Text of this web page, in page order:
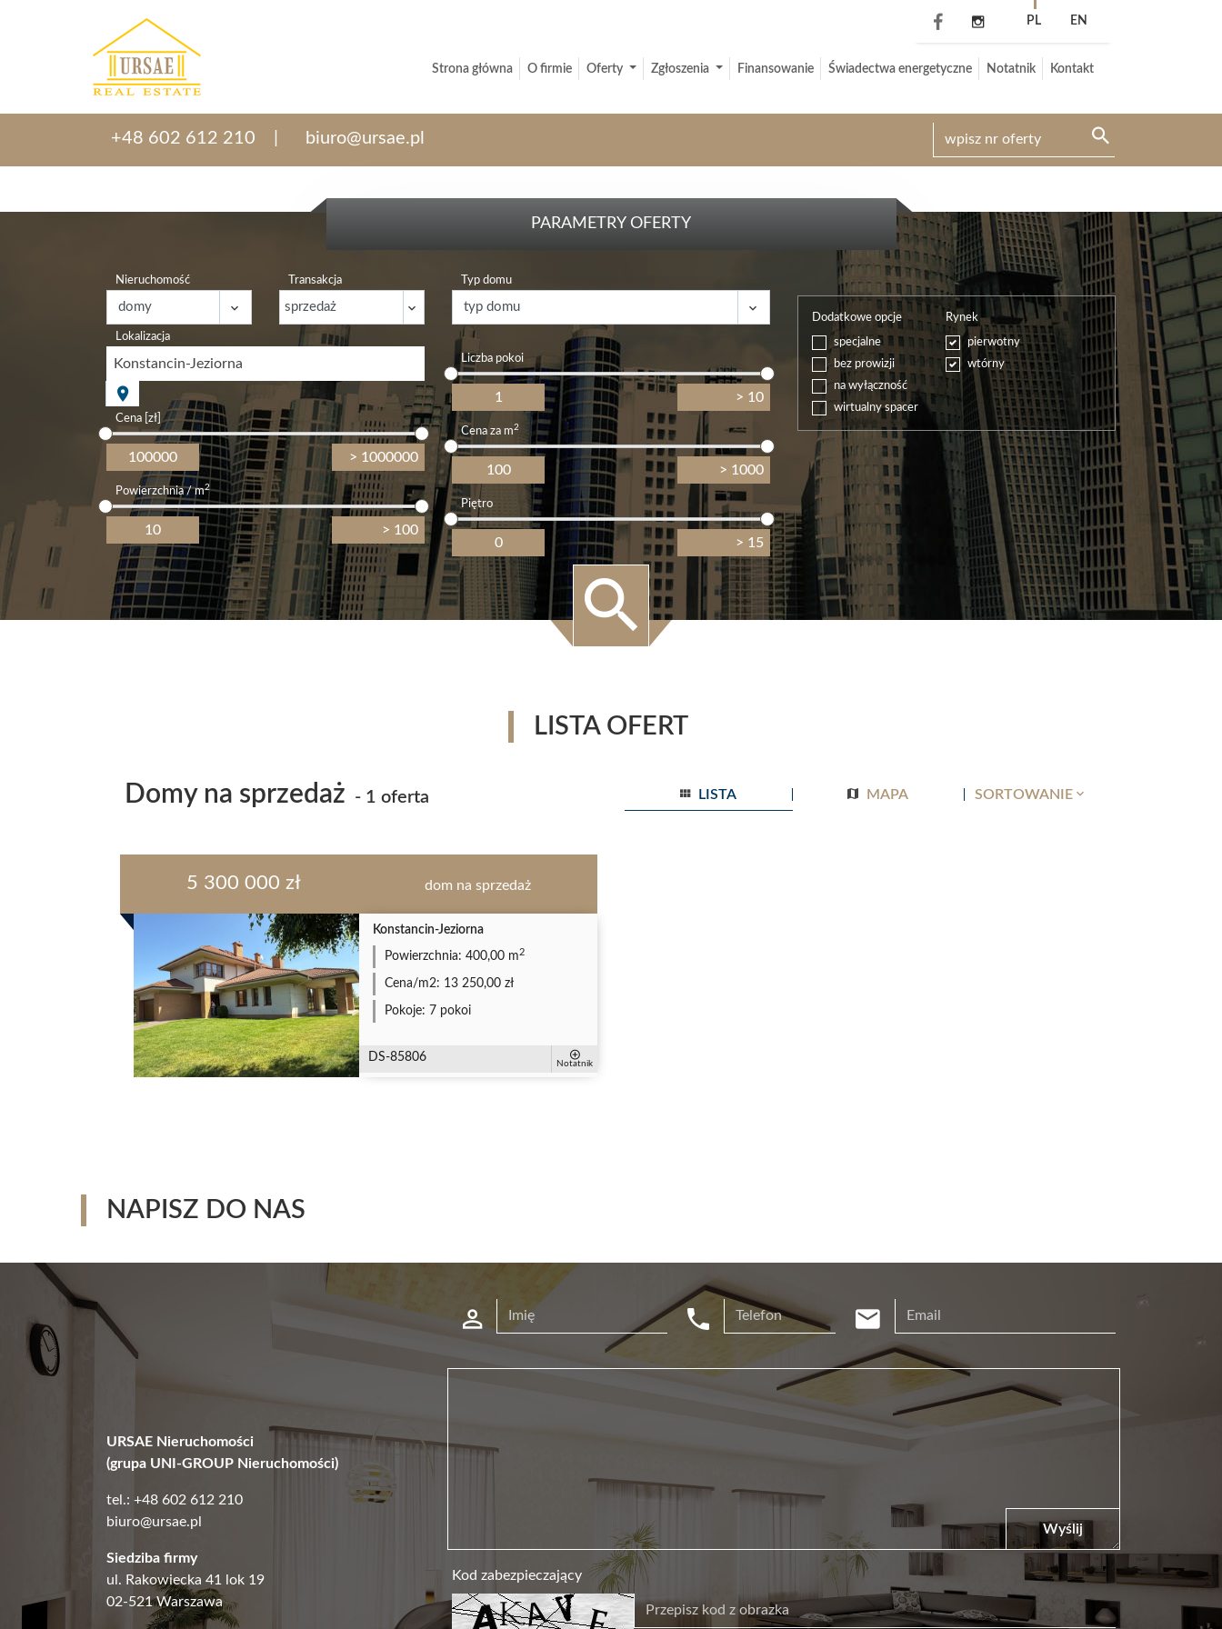
PL EN
Strona główna O firmie Oferty Zgłoszenia Finansowanie Świadectwa energetyczne Notatnik Kontakt
+48 602 612 210 biuro@ursae.pl
PARAMETRY OFERTY
Nieruchomość Transakcja
Lokalizacja
Konstancin-Jeziorna
Cena [zł]
Powierzchnia / m2
Typ domu
Liczba pokoi
Cena za m2
Piętro
Dodatkowe opcje
specjalne
bez prowizji
na wyłączność
wirtualny spacer
Rynek
pierwotny
wtórny
LISTA OFERT
Domy na sprzedaż - 1 oferta LISTA MAPA SORTOWANIE
5 300 000 zł dom na sprzedaż
Konstancin-Jeziorna
Powierzchnia: 400,00 m 2
Cena/m2: 13 250,00 zł
Pokoje: 7 pokoi
DS-85806
Notatnik
NAPISZ DO NAS
URSAE Nieruchomości
(grupa UNI-GROUP Nieruchomości)
tel.: +48 602 612 210
biuro@ursae.pl
Siedziba firmy
ul. Rakowiecka 41 lok 19
02-521 Warszawa
Wyślij
Kod zabezpieczający